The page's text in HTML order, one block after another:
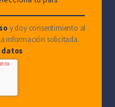
y doy consentimiento al
información solicitada.